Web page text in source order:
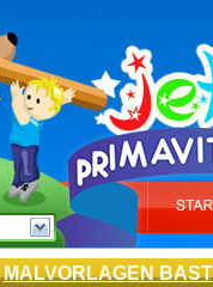
MALVORLAGEN